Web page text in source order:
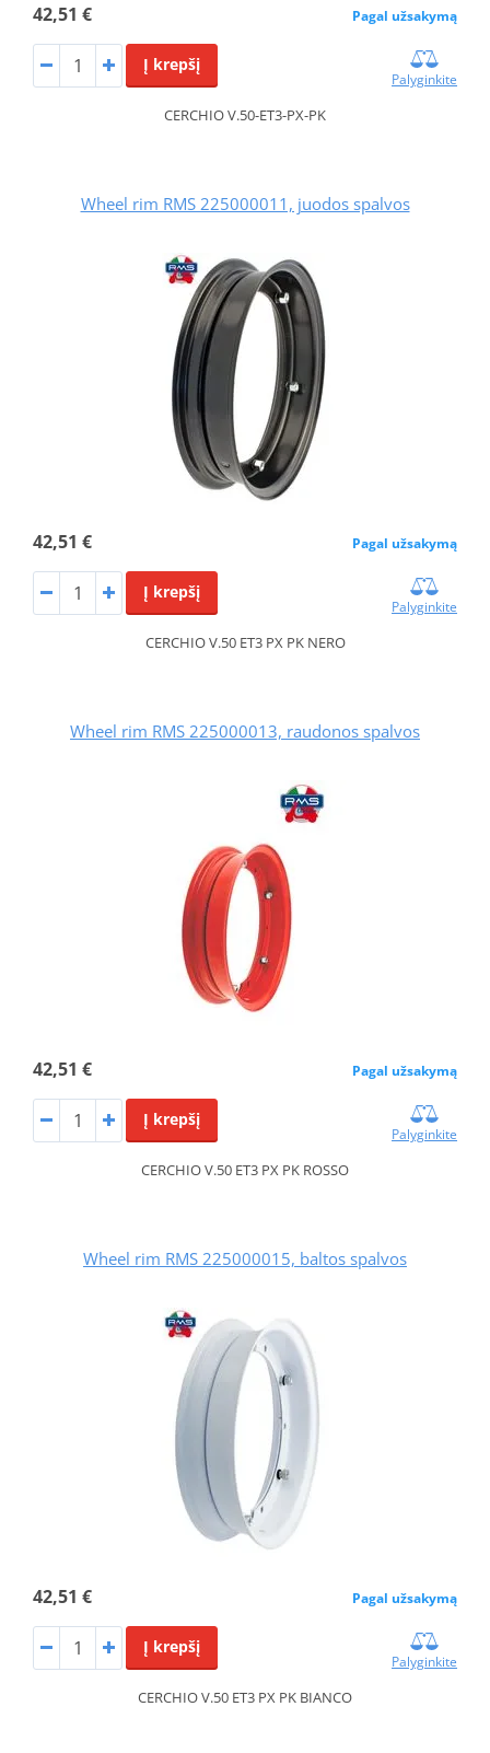
42,51 € Pagal užsakymą
Į krepšį
Palyginkite
CERCHIO V.50-ET3-PX-PK
Wheel rim RMS 225000011, juodos spalvos
42,51 € Pagal užsakymą
Į krepšį
Palyginkite
CERCHIO V.50 ET3 PX PK NERO
Wheel rim RMS 225000013, raudonos spalvos
42,51 € Pagal užsakymą
Į krepšį
Palyginkite
CERCHIO V.50 ET3 PX PK ROSSO
Wheel rim RMS 225000015, baltos spalvos
42,51 € Pagal užsakymą
Į krepšį
Palyginkite
CERCHIO V.50 ET3 PX PK BIANCO